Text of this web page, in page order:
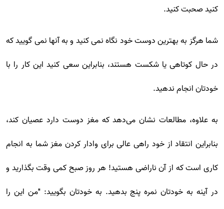
کنید صحبت کنید.
شما هرگز به بهترین دوست خود نگاه نمی کنید و به آنها نمی گویید که
در حال کوتاهی یا شکست هستند، بنابراین سعی کنید این کار را با
خودتان انجام ندهید.
به علاوه، مطالعات نشان می‌دهد که مغز دوست دارد عصیان کند،
بنابراین انتقاد از خود راهی عالی برای وادار کردن مغز شما به انجام
کاری است که از آن ناراضی هستید! هر روز صبح کمی وقت بگذارید و
در آینه به خودتان نمره پنج بدهید. به خودتان بگویید: "من این را